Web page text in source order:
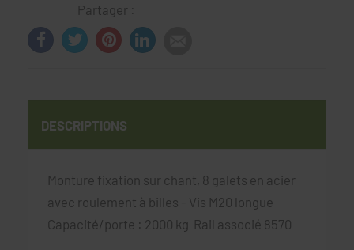
Partager :
DESCRIPTIONS
Monture fixation sur chant, 8 galets en acier
avec roulement à billes - Vis M20 longue
Capacité/porte : 2000 kg Rail associé 8570